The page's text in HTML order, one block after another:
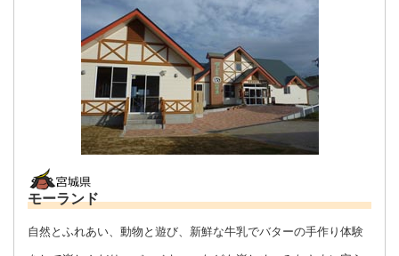
モーランド
自然とふれあい、動物と遊び、新鮮な牛乳でバターの手作り体験